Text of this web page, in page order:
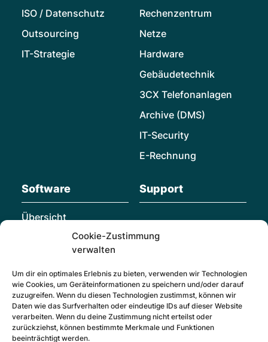
Cookie-Zustimmung
verwalten
Um dir ein optimales Erlebnis zu bieten, verwenden wir Technologien
wie Cookies, um Geräteinformationen zu speichern und/oder darauf
zuzugreifen. Wenn du diesen Technologien zustimmst, können wir
Daten wie das Surfverhalten oder eindeutige IDs auf dieser Website
verarbeiten. Wenn du deine Zustimmung nicht erteilst oder
zurückziehst, können bestimmte Merkmale und Funktionen
beeinträchtigt werden.
ISO / Datenschutz
Outsourcing
IT-Strategie
Rechenzentrum
Netze
Hardware
Gebäudetechnik
3CX Telefonanlagen
Archive (DMS)
IT-Security
E-Rechnung
Software
Übersicht
Individualsoftware
365 Business Central
Hornetsecurity
SMS – Service
Management System
Support